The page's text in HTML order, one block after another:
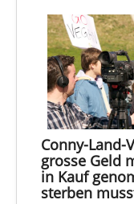
Conny-
grosse Geld
in Kauf
sterben